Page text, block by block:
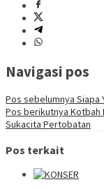
Navigasi pos
Pos sebelumnya Siapa
Pos berikutnya Kotbah
Sukacita Pertobatan
Pos terkait